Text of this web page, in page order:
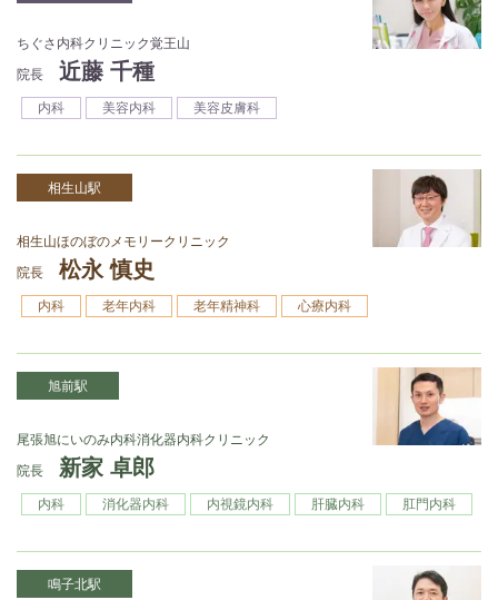
ちぐさ内科クリニック覚王山
院長
近藤 千種
内科 美容内科 美容皮膚科
相生山駅
相生山ほのぼのメモリークリニック
院長
松永 慎史
内科 老年内科 老年精神科 心療内科
旭前駅
尾張旭にいのみ内科消化器内科クリニック
院長
新家 卓郎
内科 消化器内科 内視鏡内科 肝臓内科 肛門内科
鳴子北駅